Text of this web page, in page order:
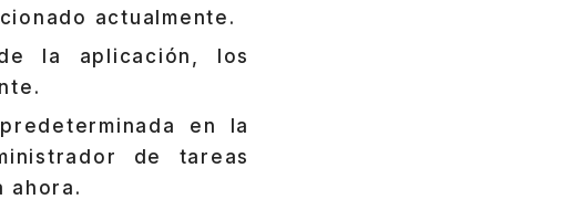
actualmente.
la aplicación, los
en la
de tareas
ahora.